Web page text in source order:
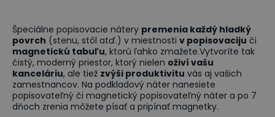
Špeciálne popisovacie nátery premenia každý hladký
povrch (stenu, stôl atď.) v miestnosti v popisovaciju či
magnetickú tabuľu, ktorú ľahko zmažete.Vytvoríte tak
čistý, moderný priestor, ktorý nielen oživí vašu
kanceláriu, ale tiež zvýši produktivitu vás aj vašich
zamestnancov. Na podkladový náter nanesiete
popisovateľný či magnetický popisovateľný náter a po 7
dňoch zrenia môžete písať a pripínať magnetky.